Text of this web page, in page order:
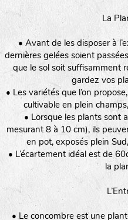
La
• Avant de les disposer à
dernières gelées soient
que le sol soit suffisamment
gardez vos
• Les variétés que l’on
cultivable en plein
• Lorsque les plants sont
mesurant 8 à 10 cm), ils
en pot, exposés plein
• L’écartement idéal est de
la
• Le concombre est une